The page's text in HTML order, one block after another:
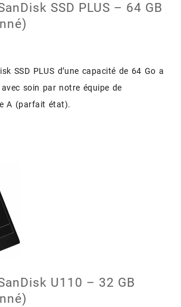
SSD PLUS – 64 GB
SSD PLUS d’une capacité de 64 Go a
soin par notre équipe de
A (parfait état).
U110 – 32 GB